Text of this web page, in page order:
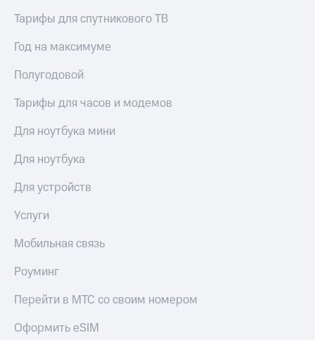
Программа
Порядок
акций
Рынок
Еврооблигации-2023
Уведомление
о
развитие
На главную
Тарифы для спутникового ТВ
Год на максимуме
Полугодовой
Тарифы для часов и модемов
Для ноутбука мини
Для ноутбука
Для устройств
Услуги
Мобильная связь
Роуминг
Перейти в МТС со своим номером
Оформить eSIM